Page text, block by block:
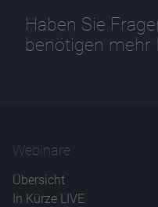
Haben Sie
benötigen mehr
Webinare
Übersicht
In Kürze LIVE